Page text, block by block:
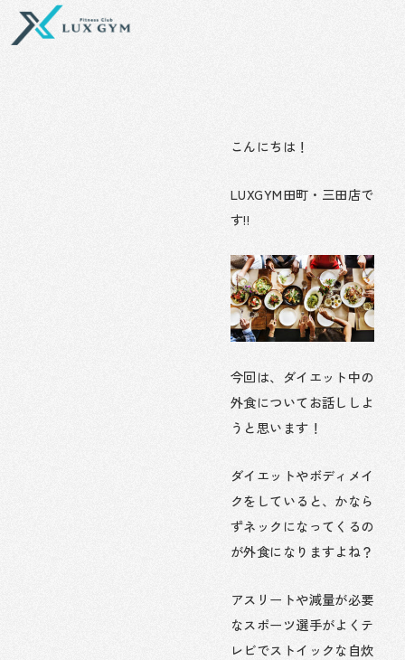
を
こんにちは！
LUXGYM田町・三田店で
す!!
今回は、ダイエット中の
外食についてお話ししよ
うと思います！
ダイエットやボディメイ
クをしていると、かなら
ずネックになってくるの
が外食になりますよね？
アスリートや減量が必要
なスポーツ選手がよくテ
レビでストイックな自炊